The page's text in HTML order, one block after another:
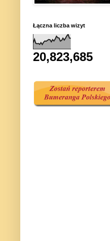
Łączna liczba wizyt
20,823,685